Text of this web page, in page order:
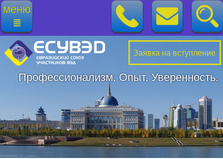
меню
≣
Профессионализм. Опыт. Уверенность.
Заявка на вступление